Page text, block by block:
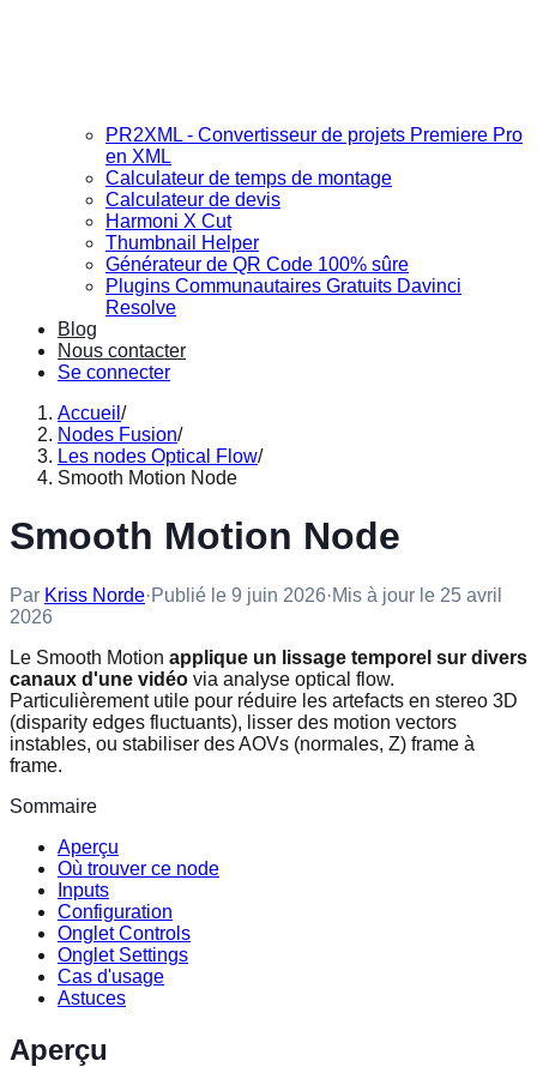
PR2XML - Convertisseur de projets Premiere Pro
en XML
Calculateur de temps de montage
Calculateur de devis
Harmoni X Cut
Thumbnail Helper
Générateur de QR Code 100% sûre
Plugins Communautaires Gratuits Davinci
Resolve
Blog
Nous contacter
Se connecter
Accueil /
Nodes Fusion/
Les nodes Optical Flow/
Smooth Motion Node
Smooth Motion Node
Par Kriss Norde·Publié le 9 juin 2026·Mis à jour le 25 avril
2026
Le Smooth Motion applique un lissage temporel sur divers
canaux d'une vidéo via analyse optical flow.
Particulièrement utile pour réduire les artefacts en stereo 3D
(disparity edges fluctuants), lisser des motion vectors
instables, ou stabiliser des AOVs (normales, Z) frame à
frame.
Sommaire
Aperçu
Où trouver ce node
Inputs
Configuration
Onglet Controls
Onglet Settings
Cas d'usage
Astuces
Aperçu